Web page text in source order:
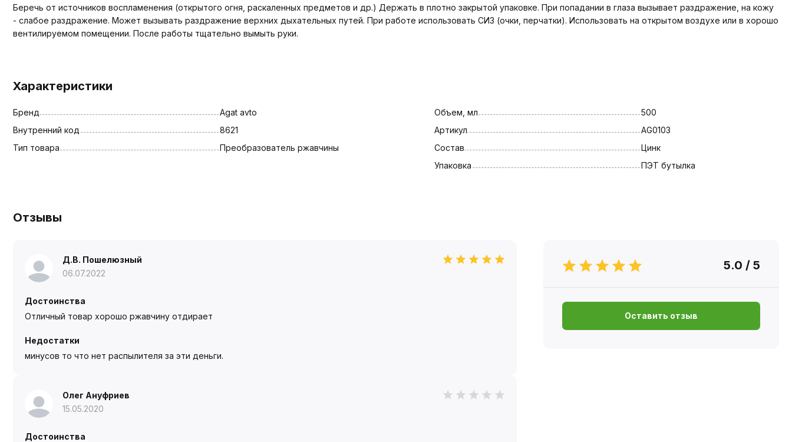
Беречь от источников воспламенения (открытого огня, раскаленных предметов и др.) Держать в плотно закрытой упаковке. При попадании в глаза вызывает раздражение, на кожу
- слабое раздражение. Может вызывать раздражение верхних дыхательных путей. При работе использовать СИЗ (очки, перчатки). Использовать на открытом воздухе или в хорошо
вентилируемом помещении. После работы тщательно вымыть руки.
Характеристики
Бренд
Agat avto
Внутренний код
8621
Тип товара
Преобразователь ржавчины
Объем, мл
500
Артикул
AG0103
Состав
Цинк
Упаковка
ПЭТ бутылка
Отзывы
Д.В. Пошелюзный
06.07.2022
Достоинства
Отличный товар хорошо ржавчину отдирает
Недостатки
минусов то что нет распылителя за эти деньги.
Олег Ануфриев
15.05.2020
Достоинства
5.0 / 5
Оставить отзыв